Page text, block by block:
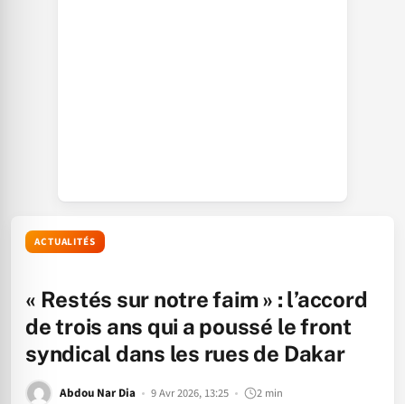
ACTUALITÉS
« Restés sur notre faim » : l’accord
de trois ans qui a poussé le front
syndical dans les rues de Dakar
Abdou Nar Dia 9 Avr 2026, 13:25 2 min